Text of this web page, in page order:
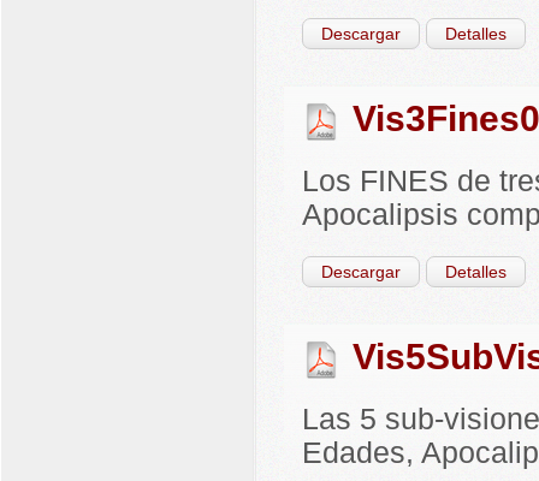
Descargar Detalles
Los FINES de
Apocalipsis
Descargar Detalles
Las 5 sub-
Edades,